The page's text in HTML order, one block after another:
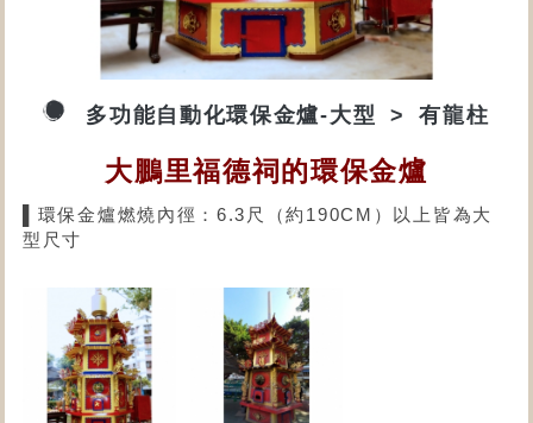
多功能自動化環保金爐-大型 有龍柱
大鵬里福德祠的環保金爐
▌環保金爐燃燒內徑：6.3尺（約190CM）以上皆為大
型尺寸